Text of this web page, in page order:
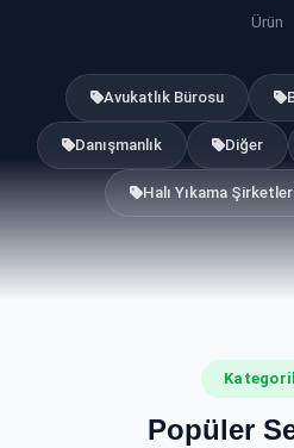
Ürün
Avukatlık Bürosu
Danışmanlık Diğer
Halı Yıkama
Popüler